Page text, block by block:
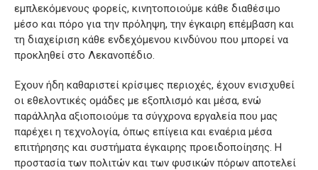
εμπλεκόμενους φορείς, κινητοποιούμε κάθε διαθέσιμο
μέσο και πόρο για την πρόληψη, την έγκαιρη επέμβαση και
τη διαχείριση κάθε ενδεχόμενου κινδύνου που μπορεί να
προκληθεί στο Λεκανοπέδιο.
Έχουν ήδη καθαριστεί κρίσιμες περιοχές, έχουν ενισχυθεί
οι εθελοντικές ομάδες με εξοπλισμό και μέσα, ενώ
παράλληλα αξιοποιούμε τα σύγχρονα εργαλεία που μας
παρέχει η τεχνολογία, όπως επίγεια και εναέρια μέσα
επιτήρησης και συστήματα έγκαιρης προειδοποίησης. Η
προστασία των πολιτών και των φυσικών πόρων αποτελεί